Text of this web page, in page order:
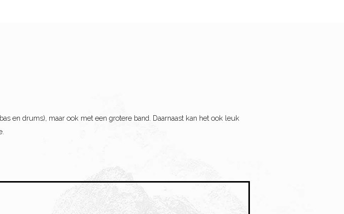
en drums), maar ook met een grotere band. Daarnaast kan het ook leuk